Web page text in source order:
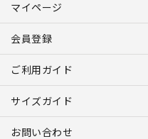
マイページ
会員登録
ご利用ガイド
サイズガイド
お問い合わせ